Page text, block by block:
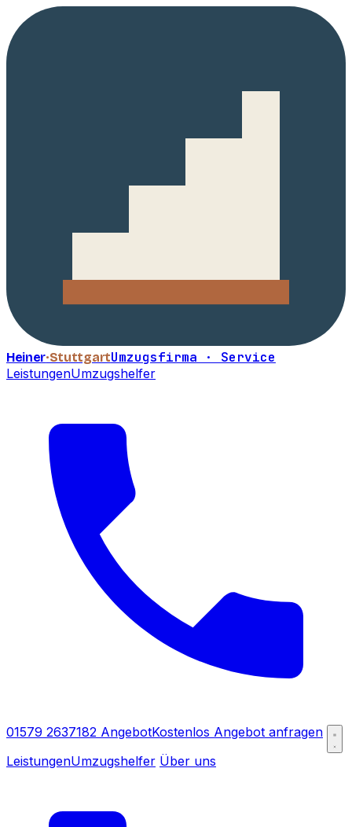
Heiner·StuttgartUmzugsfirma · Service
LeistungenUmzugshelfer
01579 2637182 AngebotKostenlos Angebot anfragen
LeistungenUmzugshelfer Über uns